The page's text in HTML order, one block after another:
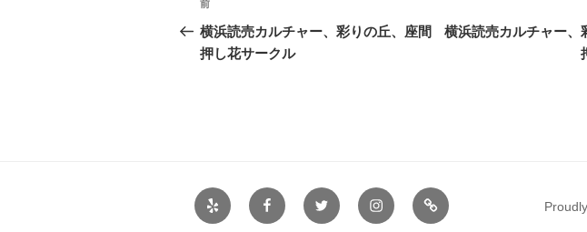
稿
ナ
シ
前
の
投
前
横浜読売カルチャー、彩りの丘、座間
押し花サークル
横浜読売カルチャー、
Yelp FacebookTwitter Instagram
サ
ー